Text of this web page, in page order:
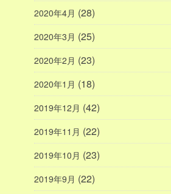
2020年4月 (28)
2020年3月 (25)
2020年2月 (23)
2020年1月 (18)
2019年12月 (42)
2019年11月 (22)
2019年10月 (23)
2019年9月 (22)